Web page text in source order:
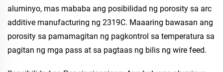
aluminyo, mas mababa ang posibilidad ng porosity sa arc
additive manufacturing ng 2319C. Maaaring bawasan ang
porosity sa pamamagitan ng pagkontrol sa temperatura sa
pagitan ng mga pass at sa pagtaas ng bilis ng wire feed.